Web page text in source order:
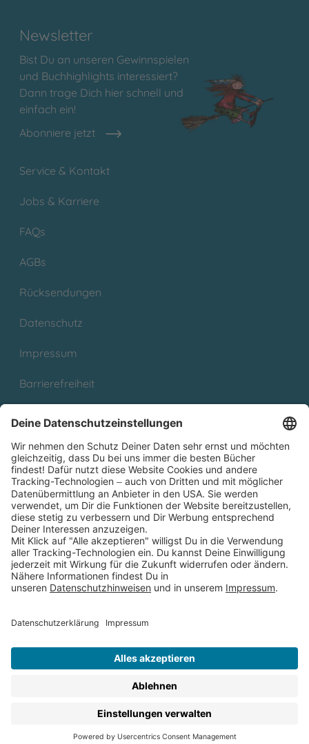
Newsletter
Bist Du an unseren Gewinnspielen
und Buchhighlights interessiert?
Dann trage Dich hier schnell und
einfach ein!
Abonniere jetzt
Service & Kontakt
Jobs & Karriere
FAQs
AGBs
Rücksendungen
Datenschutz
Impressum
Barrierefreiheit
Partnerprogramm (Affiliate)
Folge uns auf
* Versandkostenfrei ab 9,00 € Bestellwert innerhalb
Deutschlands
** Lieferzeit 1-3 Werktage innerhalb Deutschlands
Thienemann-Esslinger Verlag GmbH, Blumenstraße 36, D-70182